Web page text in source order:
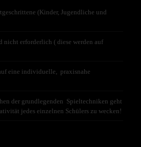
(Kinder, Jugendliche und
nicht erforderlich ( diese werden auf
eine individuelle, praxisnahe
der grundlegenden Spieltechniken geht
jedes einzelnen Schülers zu wecken!